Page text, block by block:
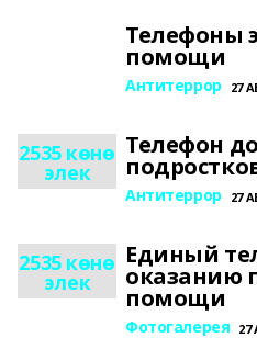
Телефоны
помощи
Антитеррор 27
2535 көнө
элек
Телефон
Антитеррор 27
2535 көнө
элек
Единый
оказанию
помощи
Фотогалерея 27